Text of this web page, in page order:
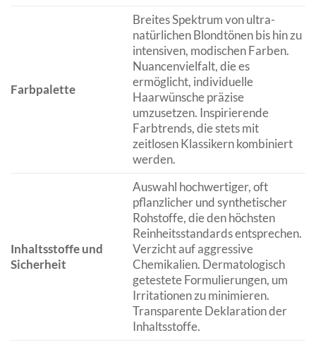
Farbpalette
Breites Spektrum von ultra-
natürlichen Blondtönen bis hin zu
intensiven, modischen Farben.
Nuancenvielfalt, die es
ermöglicht, individuelle
Haarwünsche präzise
umzusetzen. Inspirierende
Farbtrends, die stets mit
zeitlosen Klassikern kombiniert
werden.
Inhaltsstoffe und
Sicherheit
Auswahl hochwertiger, oft
pflanzlicher und synthetischer
Rohstoffe, die den höchsten
Reinheitsstandards entsprechen.
Verzicht auf aggressive
Chemikalien. Dermatologisch
getestete Formulierungen, um
Irritationen zu minimieren.
Transparente Deklaration der
Inhaltsstoffe.